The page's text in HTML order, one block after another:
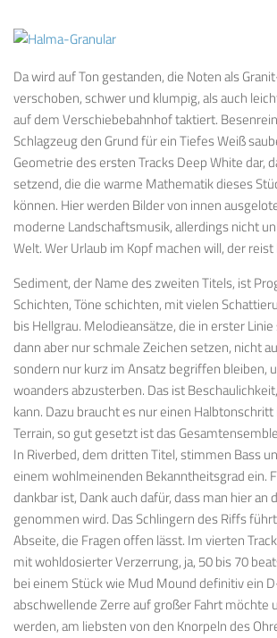
Da wird auf Ton gestanden, die Noten als
verschoben, schwer und klumpig, als auch
auf dem Verschiebebahnhof taktiert.
Schlagzeug den Grund für ein Tiefes Weiß
Geometrie des ersten Tracks Deep White dar,
setzend, die die warme Mathematik dieses
können. Hier werden Bilder von innen
moderne Landschaftsmusik, allerdings nicht
Welt. Wer Urlaub im Kopf machen will, der
Sediment, der Name des zweiten Titels, ist
Schichten, Töne schichten, mit vielen
bis Hellgrau. Melodieansätze, die in erster
dann aber nur schmale Zeichen setzen, nicht
sondern nur kurz im Ansatz begriffen bleiben,
woanders abzusterben. Das ist
kann. Dazu braucht es nur einen
Terrain, so gut gesetzt ist das
In Riverbed, dem dritten Titel, stimmen Bass
einem wohlmeinenden Bekanntheitsgrad ein.
dankbar ist, Dank auch dafür, dass man hier an
genommen wird. Das Schlingern des Riffs
Abseite, die Fragen offen lässt. Im vierten
mit wohldosierter Verzerrung, ja, 50 bis 70
bei einem Stück wie Mud Mound definitiv ein
abschwellende Zerre auf großer Fahrt
werden, am liebsten von den Knorpeln des